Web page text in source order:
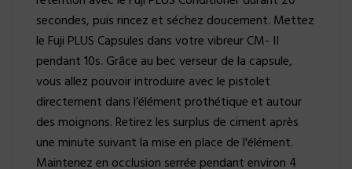
secondes, puis rincez et séchez doucement. Mettez
le Fuji PLUS Capsules dans votre vibreur CM- II
pendant 10s. Grâce au bec verseur de la capsule,
vous allez pouvoir introduire avec le pistolet
directement dans l’élément prothétique et autour
des moignons. Retirez les surplus de ciment après
une minute suivant la mise en place de l'élément.
Maintenez en occlusion serrée pendant environ 4